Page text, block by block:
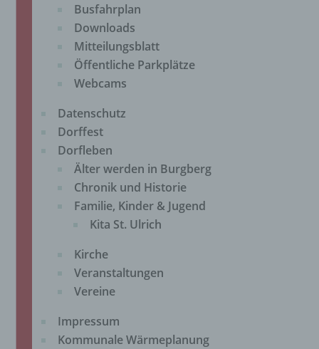
Busfahrplan
Downloads
Mitteilungsblatt
Öffentliche Parkplätze
Webcams
Datenschutz
Dorffest
Dorfleben
Älter werden in Burgberg
Chronik und Historie
Familie, Kinder & Jugend
Kita St. Ulrich
Kirche
Veranstaltungen
Vereine
Impressum
Kommunale Wärmeplanung